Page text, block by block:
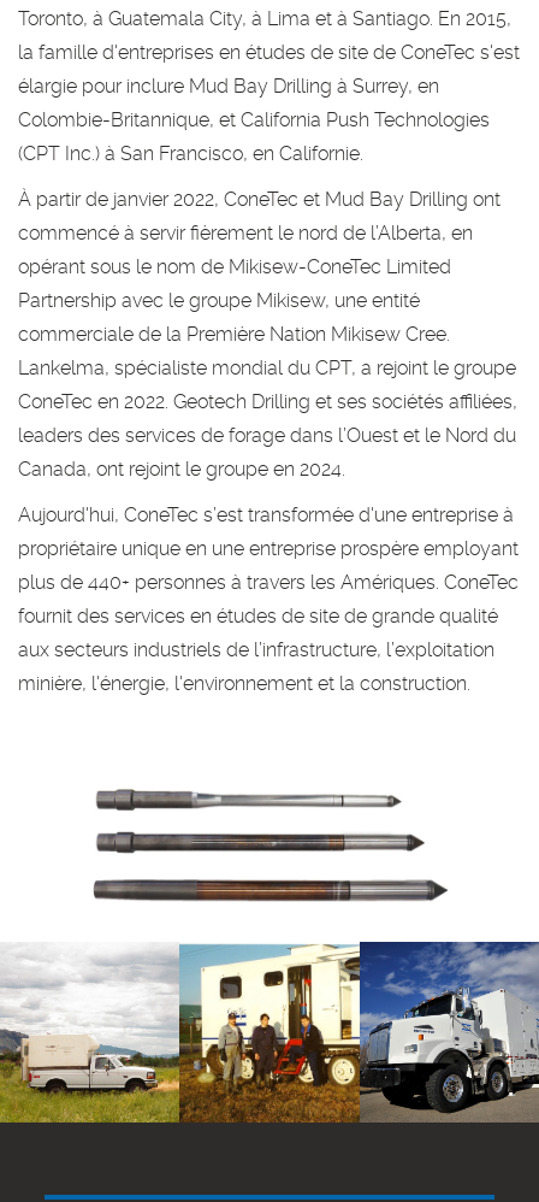
Toronto, à Guatemala City, à Lima et à Santiago. En 2015,
la famille d'entreprises en études de site de ConeTec s'est
élargie pour inclure Mud Bay Drilling à Surrey, en
Colombie-Britannique, et California Push Technologies
(CPT Inc.) à San Francisco, en Californie.
À partir de janvier 2022, ConeTec et Mud Bay Drilling ont
commencé à servir fièrement le nord de l’Alberta, en
opérant sous le nom de Mikisew-ConeTec Limited
Partnership avec le groupe Mikisew, une entité
commerciale de la Première Nation Mikisew Cree.
Lankelma, spécialiste mondial du CPT, a rejoint le groupe
ConeTec en 2022. Geotech Drilling et ses sociétés affiliées,
leaders des services de forage dans l’Ouest et le Nord du
Canada, ont rejoint le groupe en 2024.
Aujourd'hui, ConeTec s’est transformée d'une entreprise à
propriétaire unique en une entreprise prospère employant
plus de 440+ personnes à travers les Amériques. ConeTec
fournit des services en études de site de grande qualité
aux secteurs industriels de l’infrastructure, l’exploitation
minière, l'énergie, l'environnement et la construction.